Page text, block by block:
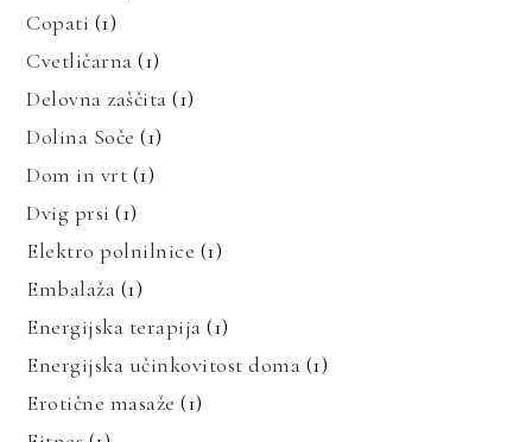
Copati (1)
Cvetličarna (1)
Delovna zaščita (1)
Dolina Soče (1)
Dom in vrt (1)
Dvig prsi (1)
Elektro polnilnice (1)
Embalaža (1)
Energijska terapija (1)
Energijska učinkovitost doma (1)
Erotične masaže (1)